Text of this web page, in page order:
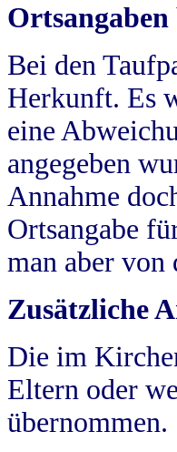
Bei den
Herkunft. Es
eine
angegeben
Annahme
Ortsangabe
man aber von
Zusätzliche
Die im
Eltern oder
übernommen.